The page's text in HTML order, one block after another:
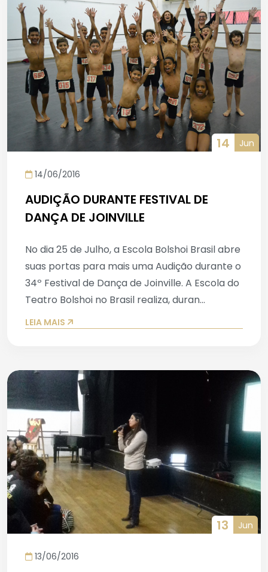
14 Jun
14/06/2016
AUDIÇÃO DURANTE FESTIVAL DE
DANÇA DE JOINVILLE
No dia 25 de Julho, a Escola Bolshoi Brasil abre
suas portas para mais uma Audição durante o
34º Festival de Dança de Joinville. A Escola do
Teatro Bolshoi no Brasil realiza, duran...
LEIA MAIS
13 Jun
13/06/2016